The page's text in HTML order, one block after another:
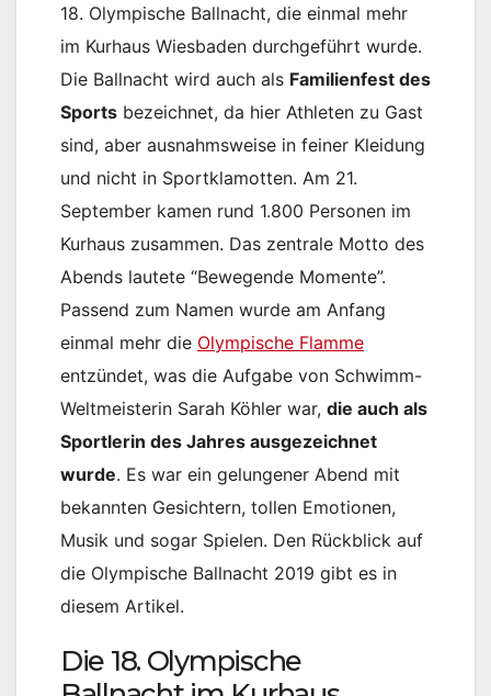
18. Olympische Ballnacht, die einmal mehr
im Kurhaus Wiesbaden durchgeführt wurde.
Die Ballnacht wird auch als Familienfest des
Sports bezeichnet, da hier Athleten zu Gast
sind, aber ausnahmsweise in feiner Kleidung
und nicht in Sportklamotten. Am 21.
September kamen rund 1.800 Personen im
Kurhaus zusammen. Das zentrale Motto des
Abends lautete “Bewegende Momente”.
Passend zum Namen wurde am Anfang
einmal mehr die Olympische Flamme
entzündet, was die Aufgabe von Schwimm-
Weltmeisterin Sarah Köhler war, die auch als
Sportlerin des Jahres ausgezeichnet
wurde. Es war ein gelungener Abend mit
bekannten Gesichtern, tollen Emotionen,
Musik und sogar Spielen. Den Rückblick auf
die Olympische Ballnacht 2019 gibt es in
diesem Artikel.
Die 18. Olympische